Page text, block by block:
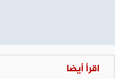
اقرأ أيضا